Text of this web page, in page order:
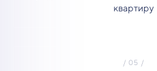
квартиру